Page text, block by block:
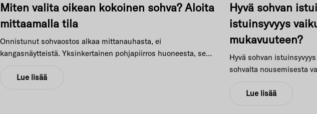
Miten valita oikean kokoinen sohva? Aloita
mittaamalla tila
Onnistunut sohvaostos alkaa mittanauhasta, ei
kangasnäytteistä. Yksinkertainen pohjapiirros huoneesta, sen
sohvan paikan, mallin ja koon sommittelussa.
Lue lisää
Hyvä sohvan
istuinsyvyys
mukavuuteen?
Hyvä sohvan
sohvalta nousemisesta
Lue lisää